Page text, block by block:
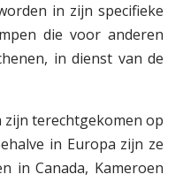
in zijn specifieke
die voor anderen
in dienst van de
terechtgekomen op
in Europa zijn ze
in Canada, Kameroen